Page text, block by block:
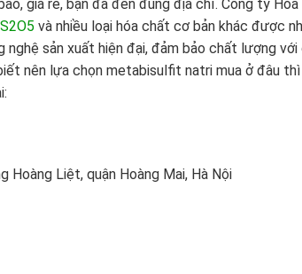
giá rẻ, bạn đã đến đúng địa chỉ. Công ty Hóa
và nhiều loại hóa chất cơ bản khác được
nghệ sản xuất hiện đại, đảm bảo chất lượng với
nên lựa chọn metabisulfit natri mua ở đâu thì
Hoàng Liệt, quận Hoàng Mai, Hà Nội